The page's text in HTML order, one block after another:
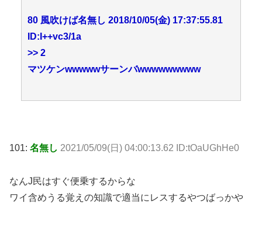
80 風吹けば名無し 2018/10/05(金) 17:37:55.81
ID:I++vc3/1a
>> 2
マツケンwwwwwサーンバwwwwwwwww
101: 名無し 2021/05/09(日) 04:00:13.62 ID:tOaUGhHe0
なんJ民はすぐ便乗するからな
ワイ含めうる覚えの知識で適当にレスするやつばっかや